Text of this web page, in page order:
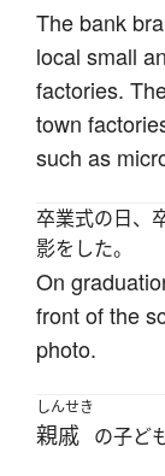
The bank
local small
factories.
town
such as
卒業式の日、
影をした。
On
front of the
photo.
しんせき
親戚 の子ど